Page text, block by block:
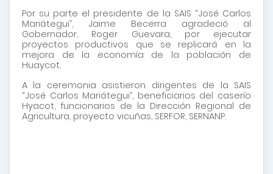
Por su parte el presidente de la SAIS “José Carlos
Mariátegui”, Jaime Becerra agradeció al
Gobernador, Roger Guevara, por ejecutar
proyectos productivos que se replicará en la
mejora de la economía de la población de
Huaycot.
A la ceremonia asistieron dirigentes de la SAIS
“José Carlos Mariátegui”, beneficiarios del caserío
Hyacot, funcionarios de la Dirección Regional de
Agricultura, proyecto vicuñas, SERFOR, SERNANP.